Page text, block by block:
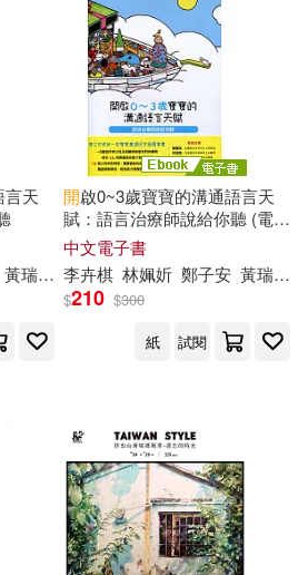
胡恩澤(1)
張鑄勳(1)
揭海(1)
社(1)
社(1)
言天
黃瑞珍 黃艾萱 廖國翔 張簡育珊
開啟0~3歲寶寶的溝通語言天
賦：語言治療師說給你聽 (電子
書)
中文電子書
李卉棋 林姵妡 鄭子安 黃瑞珍
$210 $300
紙
試閱